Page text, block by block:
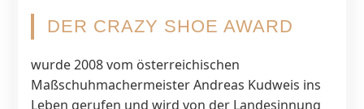
DER CRAZY SHOE AWARD
wurde 2008 vom österreichischen
Maßschuhmachermeister Andreas Kudweis ins
Leben gerufen und wird von der Landesinnung